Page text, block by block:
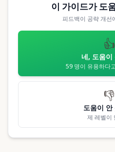
이 가이드가 도
피드백이 공략 개선
👍
네, 도움이
59 명이 유용하다
👎
도움이 안
제 레벨이